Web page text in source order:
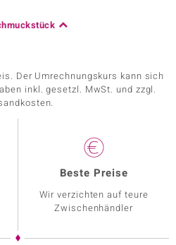
Der Umrechnungskurs kann sich
inkl. gesetzl. MwSt. und zzgl.
Beste Preise
Wir verzichten auf teure
Zwischenhändler